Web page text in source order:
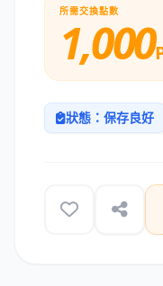
所需交換點數
1,000
狀態：保存良好